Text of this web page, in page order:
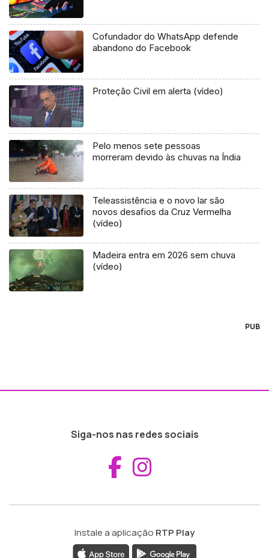
Cofundador do WhatsApp defende
abandono do Facebook
Proteção Civil em alerta (vídeo)
Pelo menos sete pessoas
morreram devido às chuvas na Índia
Teleassistência e o novo lar são
novos desafios da Cruz Vermelha
(vídeo)
Madeira entra em 2026 sem chuva
(vídeo)
PUB
Siga-nos nas redes sociais
Aceder ao
Instale a aplicação RTP Play